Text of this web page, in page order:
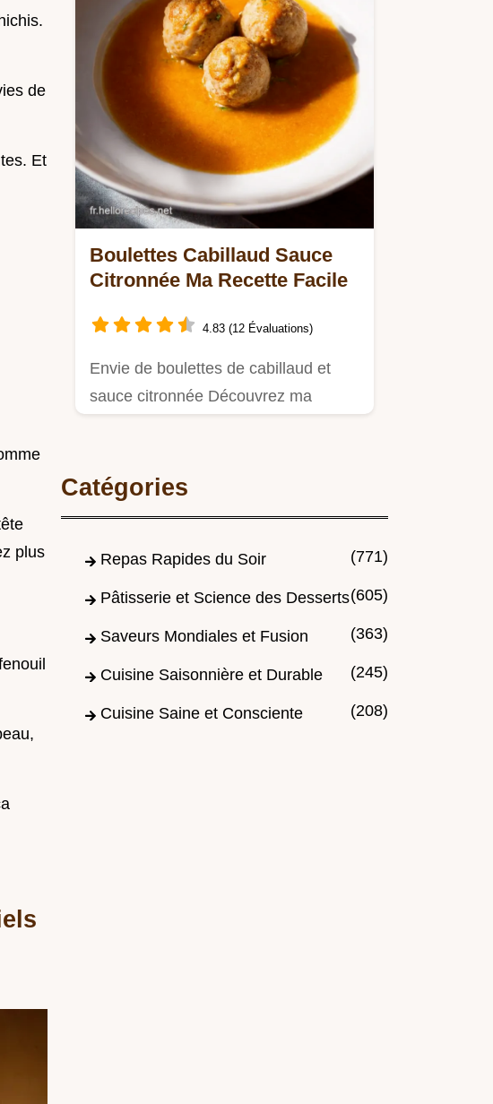
de
Et
plus
Boulettes Cabillaud Sauce
Citronnée Ma Recette Facile
4.83 (12 Évaluations)
Envie de boulettes de cabillaud et
sauce citronnée Découvrez ma
Catégories
Repas Rapides du Soir (771)
Pâtisserie et Science des Desserts(605)
Saveurs Mondiales et Fusion (363)
Cuisine Saisonnière et Durable (245)
Cuisine Saine et Consciente (208)